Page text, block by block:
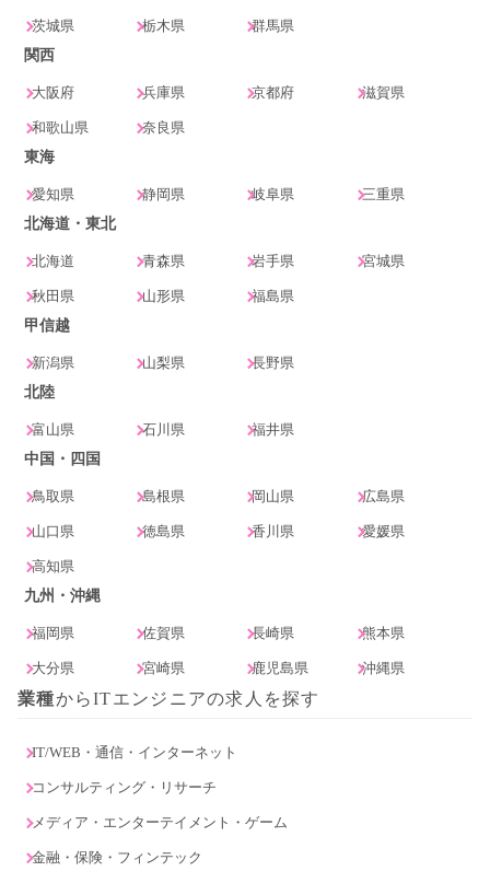
茨城県 栃木県
群馬県
関西
大阪府 兵庫県 京都府 滋賀県
和歌山県
奈良県
東海
愛知県 静岡県 岐阜県
三重県
北海道・東北
北海道 青森県 岩手県 宮城県
秋田県 山形県
福島県
甲信越
新潟県 山梨県
長野県
北陸
富山県 石川県
福井県
中国・四国
鳥取県 島根県 岡山県 広島県
山口県 徳島県 香川県 愛媛県
高知県
九州・沖縄
福岡県 佐賀県 長崎県 熊本県
大分県 宮崎県 鹿児島県 沖縄県
業種からITエンジニアの求人を探す
IT/WEB・通信・インターネット
コンサルティング・リサーチ
メディア・エンターテイメント・ゲーム
金融・保険・フィンテック